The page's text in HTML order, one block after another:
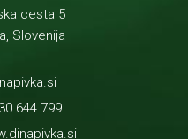
cesta 5
Slovenija
644 799